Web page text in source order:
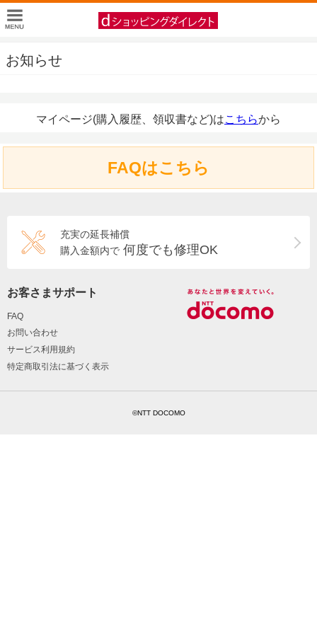
お知らせ
マイページ(購入履歴、領収書など)はこちらから
FAQはこちら
充実の延長補償
購入金額内で 何度でも修理OK
お客さまサポート
FAQ
お問い合わせ
サービス利用規約
特定商取引法に基づく表示
©NTT DOCOMO